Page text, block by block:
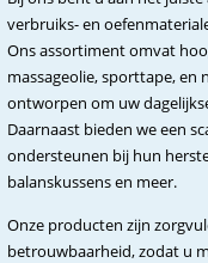
verbruiks- en
Ons assortiment omvat
massageolie, sporttape, en
ontworpen om uw
Daarnaast bieden we een
ondersteunen bij hun
balanskussens en meer.
Onze producten zijn
betrouwbaarheid, zodat u